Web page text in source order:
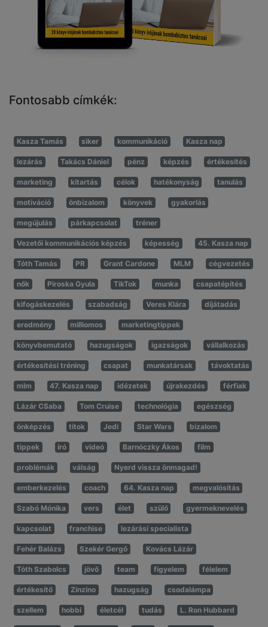
Fontosabb címkék:
Kasza Tamás siker kommunikáció Kasza nap
lezárás Takács Dániel pénz képzés értékesítés
marketing kitartás célok hatékonyság tanulás
motiváció önbizalom könyvek gyakorlás
megújulás párkapcsolat tréner
Vezetői kommunikációs képzés képesség 45. Kasza nap
Tóth Tamás PR Grant Cardone MLM cégvezetés
nők Piroska Gyula TikTok munka csapatépítés
kifogáskezelés szabadság Veres Klára díjátadás
eredmény milliomos marketingtippek
könyvbemutató hazugságok igazságok vállalkozás
értékesítési tréning csapat munkatársak távoktatás
mlm 47. Kasza nap idézetek újrakezdés férfiak
Lázár CSaba Tom Cruise technológia egészség
önképzés titok Jedi Star Wars bizalom
tippek író videó Barnóczky Ákos film
problémák válság Nyerd vissza önmagad!
emberkezelés coach 64. Kasza nap megvalósítás
Szabó Mónika vers élet szülő gyermeknevelés
kapcsolat franchise lezárási specialista
Fehér Balázs Szekér Gergő Kovács Lázár
Tóth Szabolcs jövő team figyelem félelem
értékesítő Zinzino hazugság csodalámpa
szellem hobbi életcél tudás L. Ron Hubbard